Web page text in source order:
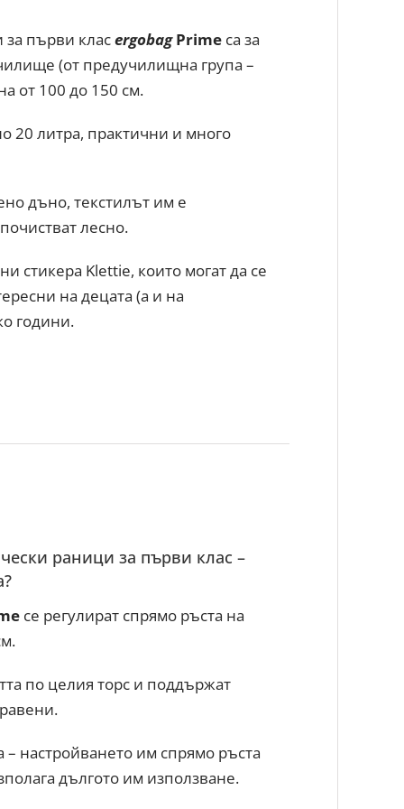
за първи класergobag Prime са за
(от предучилищна група –
от 100 до 150 см.
20 литра, практични и много
дъно, текстилът им е
лесно.
стикера Klettie, които могат да се
на децата (а и на
години.
раници за първи клас –
сe регулират спрямо ръста на
по целия торс и поддържат
– настройването им спрямо ръста
дългото им използване.